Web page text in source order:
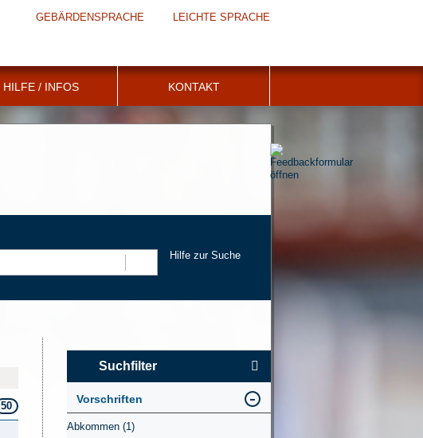
GEBÄRDENSPRACHE LEICHTE SPRACHE
HILFE / INFOS KONTAKT
Hilfe zur Suche
50
Suchfilter
Vorschriften
Abkommen (1)